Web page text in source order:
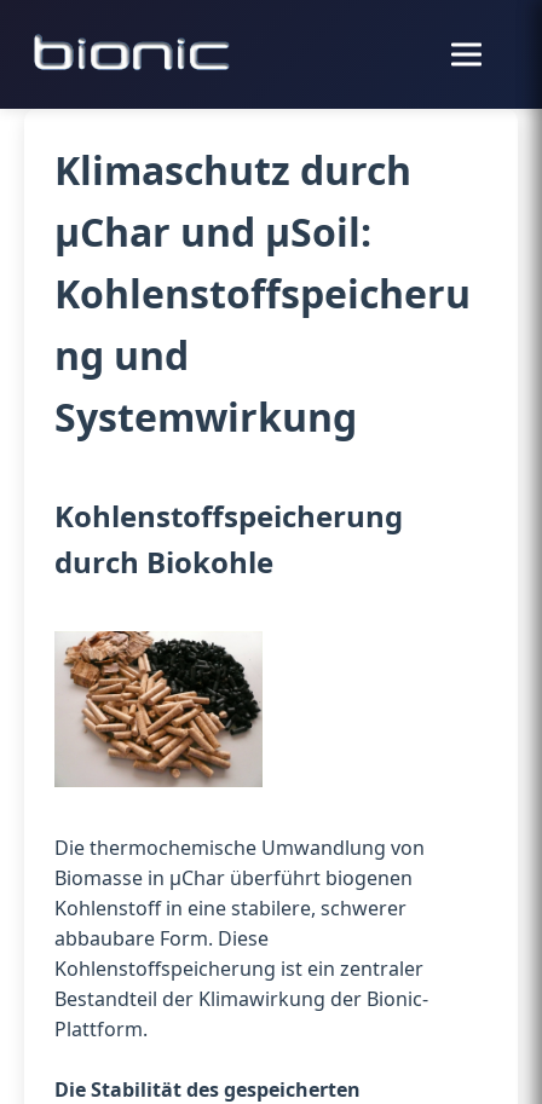
Klimaschutz durch
µChar und µSoil:
Kohlenstoffspeicheru
ng und
Systemwirkung
Kohlenstoffspeicherung
durch Biokohle
Die thermochemische Umwandlung von
Biomasse in µChar überführt biogenen
Kohlenstoff in eine stabilere, schwerer
abbaubare Form. Diese
Kohlenstoffspeicherung ist ein zentraler
Bestandteil der Klimawirkung der Bionic-
Plattform.
Die Stabilität des gespeicherten